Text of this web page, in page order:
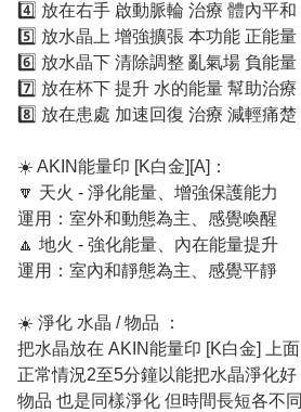
4️⃣ 放在右手 啟動脈輪 治療 體內平和
5️⃣ 放水晶上 增強擴張 本功能 正能量
6️⃣ 放水晶下 清除調整 亂氣場 負能量
7️⃣ 放在杯下 提升 水的能量 幫助治療
8️⃣ 放在患處 加速回復 治療 減輕痛楚
☀️ AKIN能量印 [K白金][A]：
🔽 天火 - 淨化能量、增強保護能力
運用：室外和動態為主、感覺喚醒
🔼 地火 - 強化能量、內在能量提升
運用：室內和靜態為主、感覺平靜
☀️ 淨化 水晶 / 物品 ：
把水晶放在 AKIN能量印 [K白金] 上面
正常情況2至5分鐘以能把水晶淨化好
物品 也是同樣淨化 但時間長短各不同